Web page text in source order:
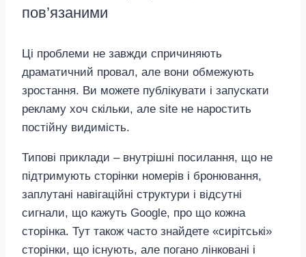
пов’язаними
Ці проблеми не завжди спричиняють
драматичний провал, але вони обмежують
зростання. Ви можете публікувати і запускати
рекламу хоч скільки, але site не наростить
постійну видимість.
Типові приклади – внутрішні посилання, що не
підтримують сторінки номерів і бронювання,
заплутані навігаційні структури і відсутні
сигнали, що кажуть Google, про що кожна
сторінка. Тут також часто знайдете «сирітські»
сторінки, що існують, але погано лінковані і